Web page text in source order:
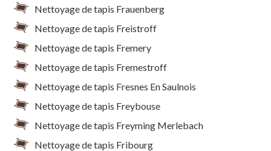
Nettoyage de tapis Frauenberg
Nettoyage de tapis Freistroff
Nettoyage de tapis Fremery
Nettoyage de tapis Fremestroff
Nettoyage de tapis Fresnes En Saulnois
Nettoyage de tapis Freybouse
Nettoyage de tapis Freyming Merlebach
Nettoyage de tapis Fribourg